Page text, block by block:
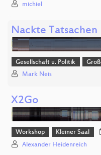
michiel
Nackte Tatsachen
Gesellschaft u. Politik
Mark Neis
X2Go
Workshop Kleiner Saal
Alexander Heidenreich